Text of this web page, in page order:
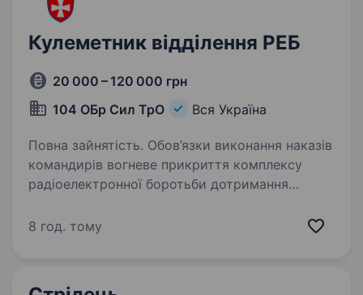
Кулеметник відділення РЕБ
20 000 – 120 000 грн
104 ОБр Сил ТрО
Вся Україна
Повна зайнятість. Обов’язки виконання наказів
командирів вогневе прикриття комплексу
радіоелектронної боротьби дотримання
кулемета знищення виявлених цілей
8 год. тому